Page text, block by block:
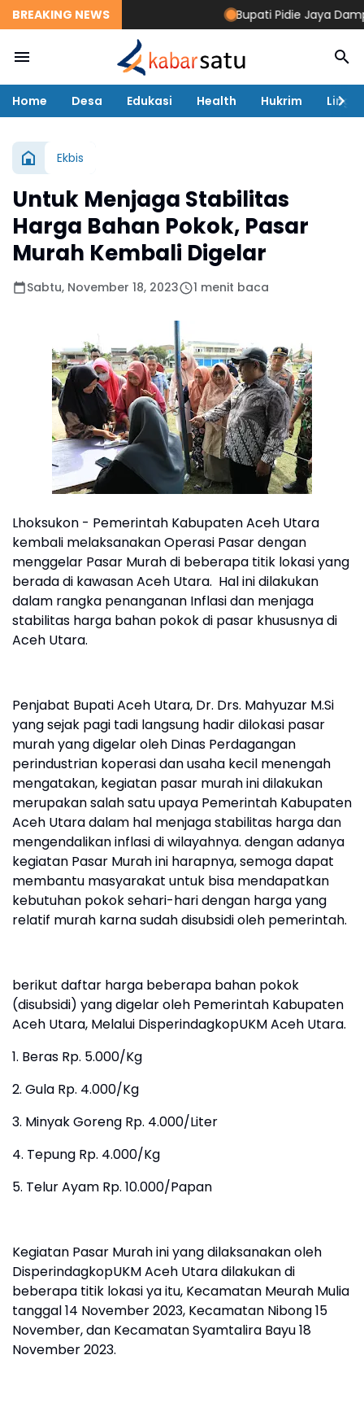
BREAKING NEWS Bupati Pidie Jaya
Home Desa Edukasi Health Hukrim
Ekbis
Untuk Menjaga Stabilitas
Harga Bahan Pokok, Pasar
Murah Kembali Digelar
Sabtu, November 18, 2023 1 menit baca
Lhoksukon - Pemerintah Kabupaten Aceh Utara
kembali melaksanakan Operasi Pasar dengan
menggelar Pasar Murah di beberapa titik lokasi yang
berada di kawasan Aceh Utara. Hal ini dilakukan
dalam rangka penanganan Inflasi dan menjaga
stabilitas harga bahan pokok di pasar khususnya di
Aceh Utara.
Penjabat Bupati Aceh Utara, Dr. Drs. Mahyuzar M.Si
yang sejak pagi tadi langsung hadir dilokasi pasar
murah yang digelar oleh Dinas Perdagangan
perindustrian koperasi dan usaha kecil menengah
mengatakan, kegiatan pasar murah ini dilakukan
merupakan salah satu upaya Pemerintah Kabupaten
Aceh Utara dalam hal menjaga stabilitas harga dan
mengendalikan inflasi di wilayahnya. dengan adanya
kegiatan Pasar Murah ini harapnya, semoga dapat
membantu masyarakat untuk bisa mendapatkan
kebutuhan pokok sehari-hari dengan harga yang
relatif murah karna sudah disubsidi oleh pemerintah.
berikut daftar harga beberapa bahan pokok
(disubsidi) yang digelar oleh Pemerintah Kabupaten
Aceh Utara, Melalui DisperindagkopUKM Aceh Utara.
1. Beras Rp. 5.000/Kg
2. Gula Rp. 4.000/Kg
3. Minyak Goreng Rp. 4.000/Liter
4. Tepung Rp. 4.000/Kg
5. Telur Ayam Rp. 10.000/Papan
Kegiatan Pasar Murah ini yang dilaksanakan oleh
DisperindagkopUKM Aceh Utara dilakukan di
beberapa titik lokasi ya itu, Kecamatan Meurah Mulia
tanggal 14 November 2023, Kecamatan Nibong 15
November, dan Kecamatan Syamtalira Bayu 18
November 2023.